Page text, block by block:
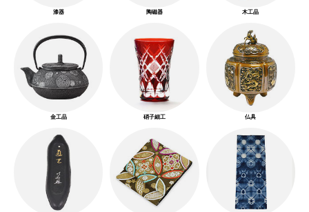
漆器 陶磁器 木工品
金工品 硝子細工 仏具